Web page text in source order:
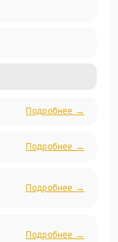
Подробнее →
Подробнее →
Подробнее →
Подробнее →